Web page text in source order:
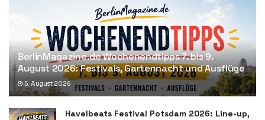
BerlinMagazine.de Wochenendtipps 7. bis 9.
August 2026: Festivals, Gartennacht und Ausflüge
5. August 2026
Havelbeats Festival Potsdam 2026: Line-up,